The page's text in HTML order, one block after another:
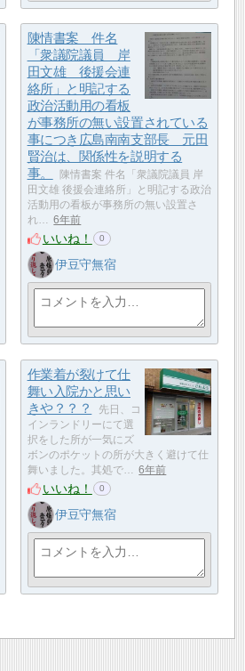
陳情書案 件名
「衆議院議員 岸
田文雄 後援会連
絡所」と明記する
政治活動用の看板
が事務所の無い設置されている
事につき広島南南支部長 元田
賢治は、関係性を説明する
事。
陳情書案 件名「衆議院議員 岸
田文雄 後援会連絡所」と明記する政治
活動用の看板が事務所の無い設置さ
れ… 6年前
いいね！ 0
伊豆守無宿
作業着が裂けて仕
舞い入院かと思い
きや？？？
先日、コ
インランドリーにて選
択をした所が一気にズ
ボンのポケットの所が大きく避けて仕
舞いました。其処で… 6年前
いいね！ 0
伊豆守無宿